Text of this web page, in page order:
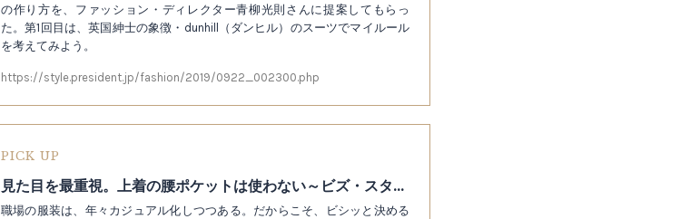
の作り方を、ファッション・ディレクター青柳光則さんに提案してもらっ
た。第1回目は、英国紳士の象徴・dunhill（ダンヒル）のスーツでマイルール
を考えてみよう。
https://style.president.jp/fashion/2019/0922_002300.php
PICK UP
見た目を最重視。上着の腰ポケットは使わない～ビズ・スタイルを格上げするマイルール25
職場の服装は、年々カジュアル化しつつある。だからこそ、ビシッと決める